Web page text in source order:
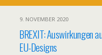
9. NOVEMBER 2020
BREXIT: Auswirkungen
EU-Designs